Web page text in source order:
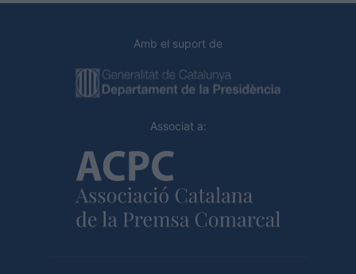
Amb el suport de
Associat a: